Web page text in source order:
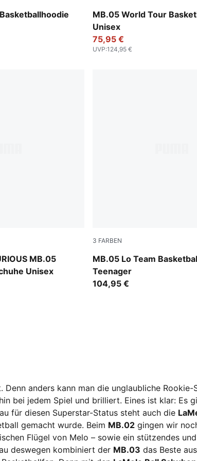
Red
MB.05 World Tour
Unisex
Sun Struck-Pure Magenta
75,95 €
UVP:124,95 €
MB.05
Unisex
3 FARBEN
MB.05 Lo Team
Teenager
PUMA White-Gray Echo
104,95 €
anders kann man die unglaubliche Rookie-
bei jedem Spiel und brilliert. Eines ist klar: Es
für diesen Superstar-Status steht auch die
gemacht wurde. Beim MB.02 gingen wir
Flügel von Melo – sowie ein stützendes
deswegen kombiniert der MB.03 das Beste